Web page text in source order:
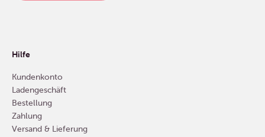
Hilfe
Kundenkonto
Ladengeschäft
Bestellung
Zahlung
Versand & Lieferung